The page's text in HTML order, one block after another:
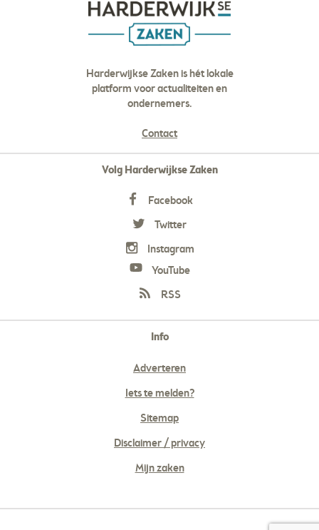
Harderwijkse Zaken is hét lokale
platform voor actualiteiten en
ondernemers.
Contact
Volg Harderwijkse Zaken
Facebook
Twitter
Instagram
YouTube
RSS
Info
Adverteren
Iets te melden?
Sitemap
Disclaimer / privacy
Mijn zaken